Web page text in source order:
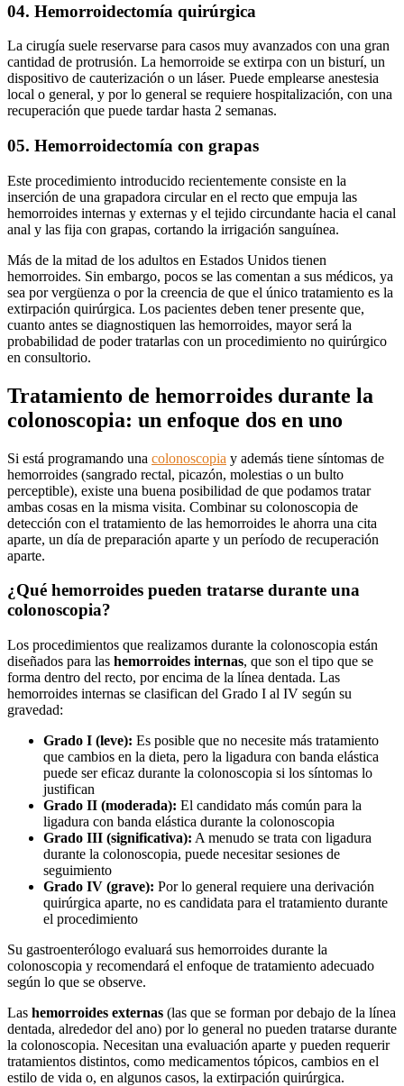
04. Hemorroidectomía quirúrgica
La cirugía suele reservarse para casos muy avanzados con una gran
cantidad de protrusión. La hemorroide se extirpa con un bisturí, un
dispositivo de cauterización o un láser. Puede emplearse anestesia
local o general, y por lo general se requiere hospitalización, con una
recuperación que puede tardar hasta 2 semanas.
05. Hemorroidectomía con grapas
Este procedimiento introducido recientemente consiste en la
inserción de una grapadora circular en el recto que empuja las
hemorroides internas y externas y el tejido circundante hacia el canal
anal y las fija con grapas, cortando la irrigación sanguínea.
Más de la mitad de los adultos en Estados Unidos tienen
hemorroides. Sin embargo, pocos se las comentan a sus médicos, ya
sea por vergüenza o por la creencia de que el único tratamiento es la
extirpación quirúrgica. Los pacientes deben tener presente que,
cuanto antes se diagnostiquen las hemorroides, mayor será la
probabilidad de poder tratarlas con un procedimiento no quirúrgico
en consultorio.
Tratamiento de hemorroides durante la
colonoscopia: un enfoque dos en uno
Si está programando una colonoscopia y además tiene síntomas de
hemorroides (sangrado rectal, picazón, molestias o un bulto
perceptible), existe una buena posibilidad de que podamos tratar
ambas cosas en la misma visita. Combinar su colonoscopia de
detección con el tratamiento de las hemorroides le ahorra una cita
aparte, un día de preparación aparte y un período de recuperación
aparte.
¿Qué hemorroides pueden tratarse durante una
colonoscopia?
Los procedimientos que realizamos durante la colonoscopia están
diseñados para las hemorroides internas, que son el tipo que se
forma dentro del recto, por encima de la línea dentada. Las
hemorroides internas se clasifican del Grado I al IV según su
gravedad:
Grado I (leve): Es posible que no necesite más tratamiento
que cambios en la dieta, pero la ligadura con banda elástica
puede ser eficaz durante la colonoscopia si los síntomas lo
justifican
Grado II (moderada): El candidato más común para la
ligadura con banda elástica durante la colonoscopia
Grado III (significativa): A menudo se trata con ligadura
durante la colonoscopia, puede necesitar sesiones de
seguimiento
Grado IV (grave): Por lo general requiere una derivación
quirúrgica aparte, no es candidata para el tratamiento durante
el procedimiento
Su gastroenterólogo evaluará sus hemorroides durante la
colonoscopia y recomendará el enfoque de tratamiento adecuado
según lo que se observe.
Las hemorroides externas (las que se forman por debajo de la línea
dentada, alrededor del ano) por lo general no pueden tratarse durante
la colonoscopia. Necesitan una evaluación aparte y pueden requerir
tratamientos distintos, como medicamentos tópicos, cambios en el
estilo de vida o, en algunos casos, la extirpación quirúrgica.